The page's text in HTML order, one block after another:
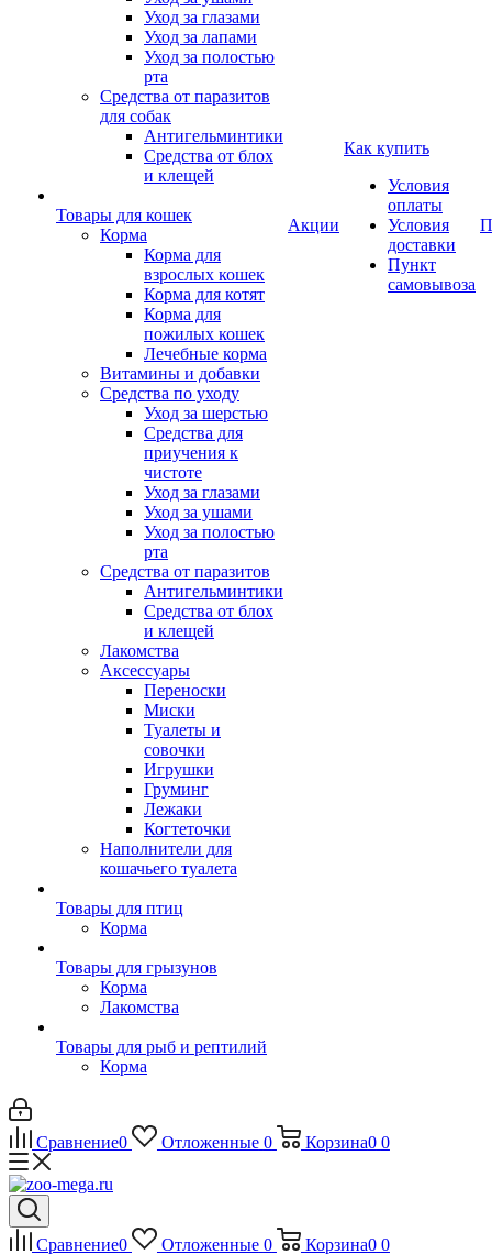
Уход за глазами
Уход за лапами
Уход за полостью
рта
Средства от паразитов
для собак
Антигельминтики
Средства от блох
и клещей
Товары для кошек
Корма
Корма для
взрослых кошек
Корма для котят
Корма для
пожилых кошек
Лечебные корма
Витамины и добавки
Средства по уходу
Уход за шерстью
Средства для
приучения к
чистоте
Уход за глазами
Уход за ушами
Уход за полостью
рта
Средства от паразитов
Антигельминтики
Средства от блох
и клещей
Лакомства
Аксессуары
Переноски
Миски
Туалеты и
совочки
Игрушки
Груминг
Лежаки
Когтеточки
Наполнители для
кошачьего туалета
Товары для птиц
Корма
Товары для грызунов
Корма
Лакомства
Товары для рыб и рептилий
Корма
Акции
Как купить
Условия
оплаты
Условия
доставки
Пункт
самовывоза
Сравнение0 Отложенные 0 Корзина0 0
Сравнение0 Отложенные 0 Корзина0 0